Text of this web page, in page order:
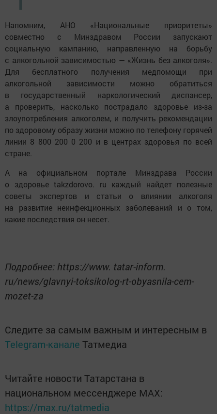
Напомним, АНО «Национальные приоритеты»
совместно с Минздравом России запускают
социальную кампанию, направленную на борьбу
с алкогольной зависимостью — «Жизнь без алкоголя».
Для бесплатного получения медпомощи при
алкогольной зависимости можно обратиться
в государственный наркологический диспансер,
а проверить, насколько пострадало здоровье из-за
злоупотребления алкоголем, и получить рекомендации
по здоровому образу жизни можно по телефону горячей
линии 8 800 200 0 200 и в центрах здоровья по всей
стране.
А на официальном портале Минздрава России
о здоровье takzdorovo. ru каждый найдет полезные
советы экспертов и статьи о влиянии алкоголя
на развитие неинфекционных заболеваний и о том,
какие последствия он несет.
Подробнее: https://www. tatar-inform.
ru/news/glavnyi-toksikolog-rt-obyasnila-cem-
mozet-za
Следите за самым важным и интересным в
Telegram-канале Татмедиа
Читайте новости Татарстана в
национальном мессенджере MАХ:
https://max.ru/tatmedia